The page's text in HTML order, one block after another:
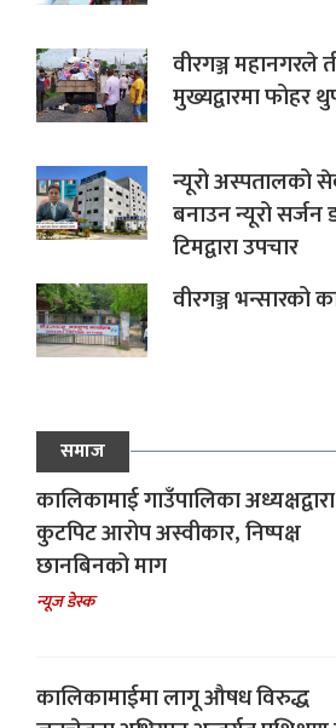
वीरगञ्ज महानगरले
मुख्यद्वारमा फोहर
न्यूरो अस्पतालको
बनाउन न्यूरो सर्जन
टिमद्वारा उपचार
वीरगञ्ज भन्सारको
समाज
कालिकामाई गाउँपालिका अध्यक्षद्वारा
कुटपिट आरोप अस्वीकार, निष्पक्ष
छानबिनको माग
न्यूज डेस्क
कालिकामाईमा लागू औषध विरुद्ध